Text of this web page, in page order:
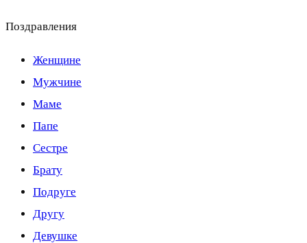
Поздравления
Женщине
Мужчине
Маме
Папе
Сестре
Брату
Подруге
Другу
Девушке